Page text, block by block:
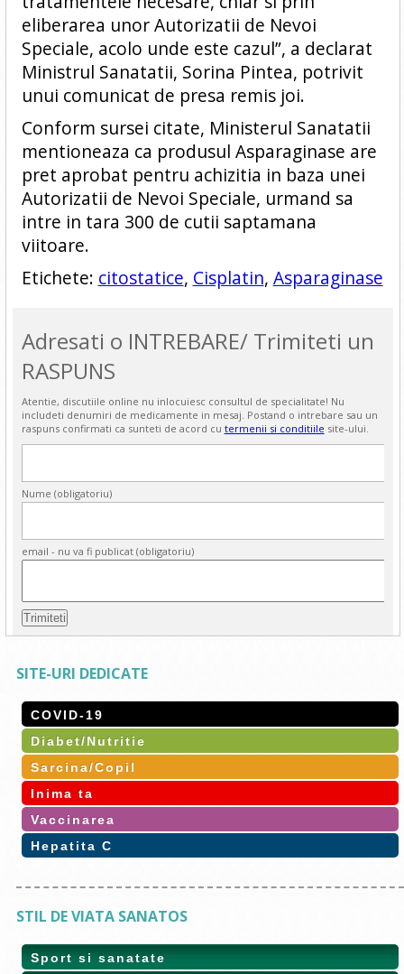
eliberarea unor Autorizatii de Nevoi
Speciale, acolo unde este cazul”, a declarat
Ministrul Sanatatii, Sorina Pintea, potrivit
unui comunicat de presa remis joi.
Conform sursei citate, Ministerul Sanatatii
mentioneaza ca produsul Asparaginase are
pret aprobat pentru achizitia in baza unei
Autorizatii de Nevoi Speciale, urmand sa
intre in tara 300 de cutii saptamana
viitoare.
Etichete: citostatice, Cisplatin, Asparaginase
Adresati o INTREBARE/ Trimiteti un
RASPUNS
Atentie, discutiile online nu inlocuiesc consultul de specialitate! Nu
includeti denumiri de medicamente in mesaj. Postand o intrebare sau un
raspuns confirmati ca sunteti de acord cu termenii si conditiile site-ului.
Nume (obligatoriu)
email - nu va fi publicat (obligatoriu)
SITE-URI DEDICATE
COVID-19
Diabet/Nutritie
Sarcina/Copil
Inima ta
Vaccinarea
Hepatita C
STIL DE VIATA SANATOS
Sport si sanatate